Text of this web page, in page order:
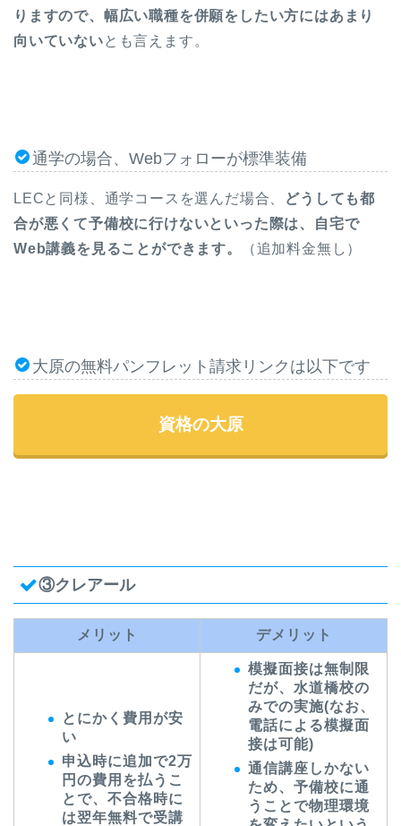
りますので、幅広い職種を併願をしたい方にはあまり
向いていない とも言えます。
通学の場合、Webフォローが標準装備
LECと同様、通学コースを選んだ場合、
どうしても都
合が悪くて予備校に行けないといった際は、自宅で
Web講義を見ることができます。
（追加料金無し）
大原の無料パンフレット請求リンクは以下です
資格の大原
③クレアール
メリット デメリット
とにかく費用が安
い
申込時に追加で2万
円の費用を払うこ
とで、不合格時に
は翌年無料で受講
模擬面接は無制限
だが、水道橋校の
みでの実施(なお、
電話による模擬面
接は可能)
通信講座しかない
ため、予備校に通
うことで物理環境